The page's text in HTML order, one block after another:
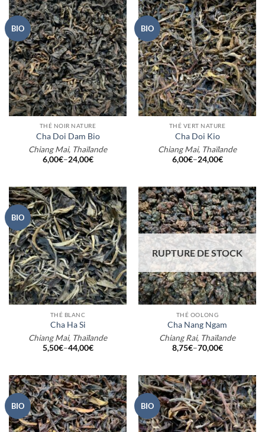
BIO
THÉ NOIR NATURE
Cha Doi Dam Bio
Chiang Mai, Thaïlande
6,00€–24,00€
BIO
THÉ VERT NATURE
Cha Doi Kio
Chiang Mai, Thaïlande
6,00€–24,00€
BIO
THÉ BLANC
Cha Ha Si
Chiang Mai, Thaïlande
5,50€–44,00€
RUPTURE DE STOCK
THÉ OOLONG
Cha Nang Ngam
Chiang Rai, Thaïlande
8,75€–70,00€
BIO BIO